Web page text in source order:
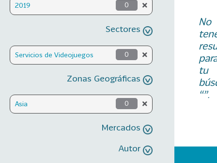
2019 0
Sectores
Servicios de Videojuegos 0
Zonas Geográficas
Asia 0
Mercados
Autor
No
tu
“”.